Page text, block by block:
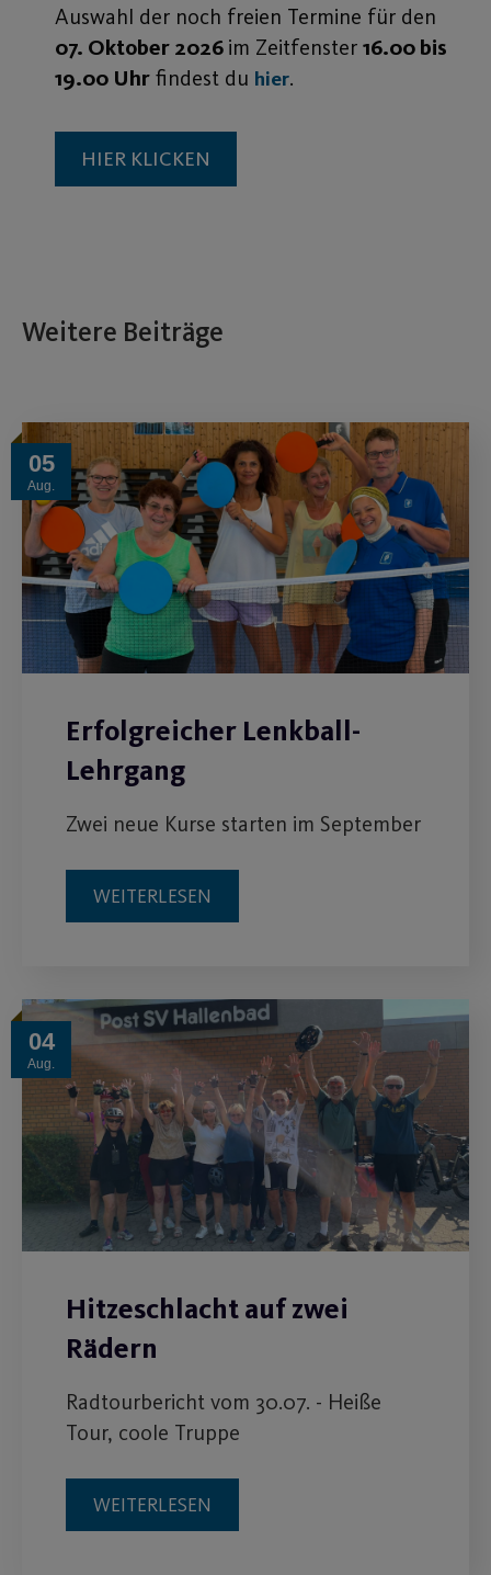
Auswahl der noch freien Termine für den
07. Oktober 2026 im Zeitfenster 16.00 bis
19.00 Uhr findest du hier.
HIER KLICKEN
Weitere Beiträge
05
Aug.
Erfolgreicher Lenkball-
Lehrgang
Zwei neue Kurse starten im September
WEITERLESEN
04
Aug.
Hitzeschlacht auf zwei
Rädern
Radtourbericht vom 30.07. - Heiße
Tour, coole Truppe
WEITERLESEN